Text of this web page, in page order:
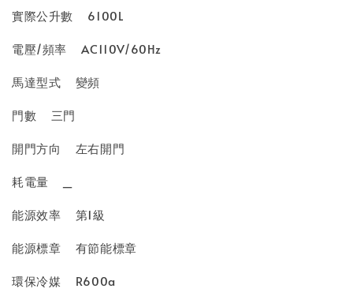
實際公升數
6100L
電壓/頻率
AC110V/60Hz
馬達型式
變頻
門數
三門
開門方向
左右開門
耗電量
能源效率
第1級
能源標章
有節能標章
環保冷媒
R600a